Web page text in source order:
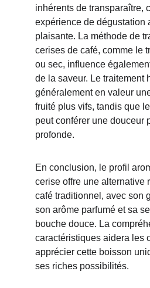
inhérents de transparaître,
expérience de dégustation
plaisante. La méthode de
cerises de café, comme le
ou sec, influence
de la saveur. Le traitement
généralement en valeur
fruité plus vifs, tandis que
peut conférer une douceur
profonde.
En conclusion, le profil
cerise offre une alternative
café traditionnel, avec son
son arôme parfumé et sa
bouche douce. La
caractéristiques aidera les
apprécier cette boisson
ses riches possibilités.